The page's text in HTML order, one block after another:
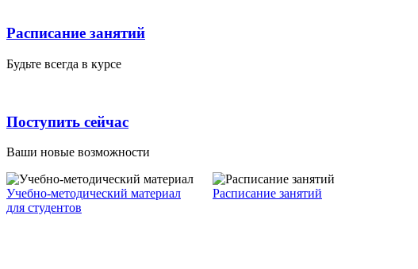
Расписание занятий
Будьте всегда в курсе
Поступить сейчас
Ваши новые возможности
Учебно-методический материал
для студентов
Расписание занятий